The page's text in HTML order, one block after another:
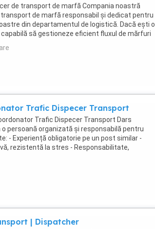
de transport de marfă Compania noastră
de marfă responsabil și dedicat pentru
din departamentul de logistică. Dacă ești o
să gestioneze eficient fluxul de mărfuri
Trafic Dispecer Transport
Trafic Dispecer Transport Dars
o persoană organizată și responsabilă pentru
- Experiență obligatorie pe un post similar -
rezistentă la stres - Responsabilitate,
- ...
| Dispatcher